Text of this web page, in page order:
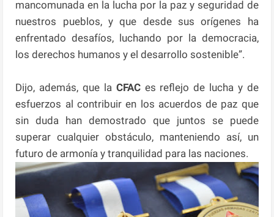
mancomunada en la lucha por la paz y seguridad de
nuestros pueblos, y que desde sus orígenes ha
enfrentado desafíos, luchando por la democracia,
los derechos humanos y el desarrollo sostenible”.
Dijo, además, que la CFACes reflejo de lucha y de
esfuerzos al contribuir en los acuerdos de paz que
sin duda han demostrado que juntos se puede
superar cualquier obstáculo, manteniendo así, un
futuro de armonía y tranquilidad para las naciones.